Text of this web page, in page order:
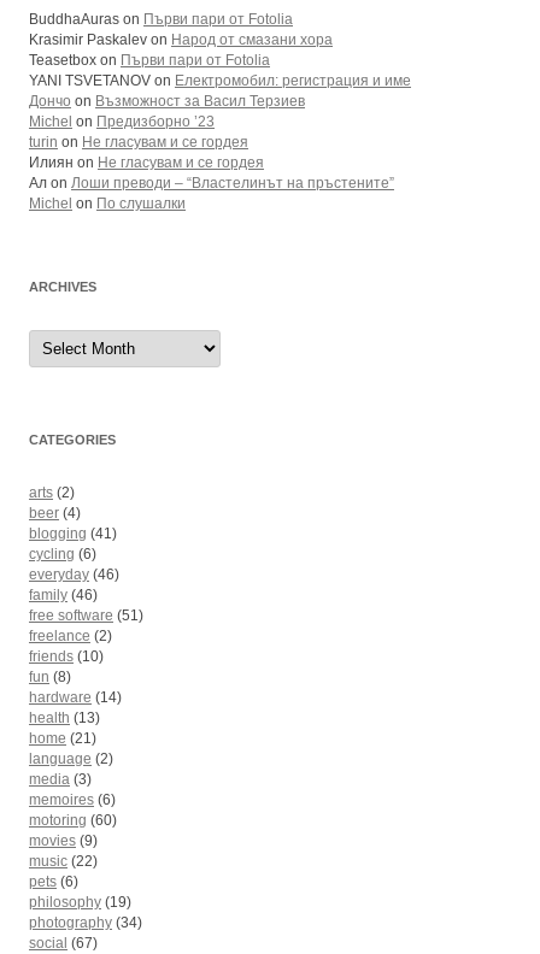
BuddhaAuras on Първи пари от Fotolia
Krasimir Paskalev on Народ от смазани хора
Teasetbox on Първи пари от Fotolia
YANI TSVETANOV on Електромобил: регистрация и име
Дончо on Възможност за Васил Терзиев
Michel on Предизборно ’23
turin on Не гласувам и се гордея
Илиян on Не гласувам и се гордея
Ал on Лоши преводи – “Властелинът на пръстените”
Michel on По слушалки
ARCHIVES
Archives
CATEGORIES
arts (2)
beer (4)
blogging (41)
cycling (6)
everyday (46)
family (46)
free software (51)
freelance (2)
friends (10)
fun (8)
hardware (14)
health (13)
home (21)
language (2)
media (3)
memoires (6)
motoring (60)
movies (9)
music (22)
pets (6)
philosophy (19)
photography (34)
social (67)